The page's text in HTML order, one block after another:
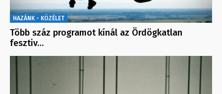
HAZÁNK - KÖZÉLET
Több száz programot kínál az Ördögkatlan
fesztiv…